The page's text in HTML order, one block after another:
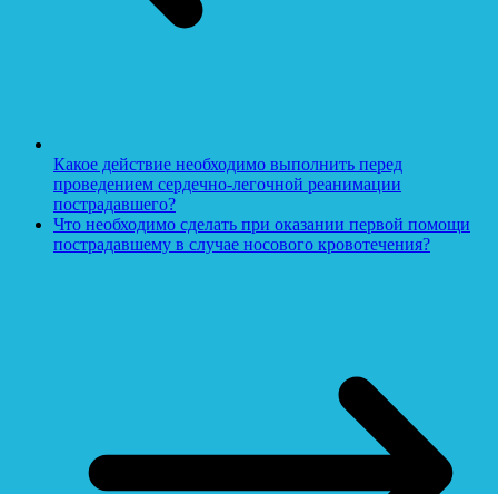
Какое действие необходимо выполнить перед
проведением сердечно-легочной реанимации
пострадавшего?
Что необходимо сделать при оказании первой помощи
пострадавшему в случае носового кровотечения?